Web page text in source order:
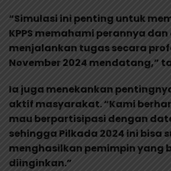
“Simulasi ini penting untuk
KPPS memahami perannya
menjalankan tugas secara
November 2024 mendatang,”
Ia juga menekankan
aktif masyarakat. “Kami
mau berpartisipasi dengan
sehingga Pilkada 2024 ini bisa
menghasilkan pemimpin yang
diinginkan.”